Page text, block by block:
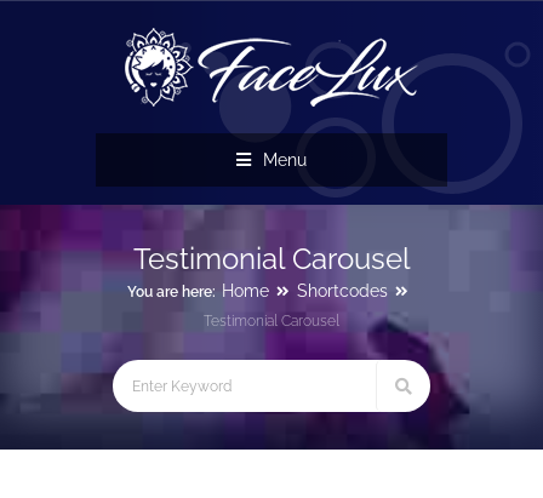
Menu
Testimonial Carousel
You are here: Home Shortcodes
Testimonial Carousel